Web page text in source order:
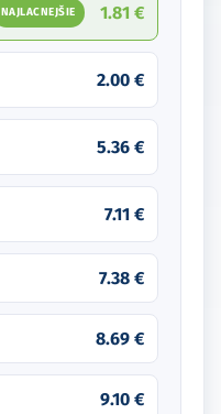
NAJLACNEJŠIE 1.81 €
2.00 €
5.36 €
7.11 €
7.38 €
8.69 €
9.10 €